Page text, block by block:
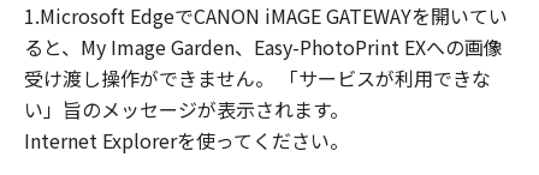
一切の責任を負いません。
ユーザーは、日本国政府または該当国の政
府より必要な許可等を得ることなしに、本
ソフトウェアの全部または一部を、直接ま
たは間接に輸出してはなりません。
1.Microsoft EdgeでCANON iMAGE GATEWAYを開いてい
ると、My Image Garden、Easy-PhotoPrint EXへの画像
受け渡し操作ができません。 「サービスが利用できな
い」旨のメッセージが表示されます。
Internet Explorerを使ってください。